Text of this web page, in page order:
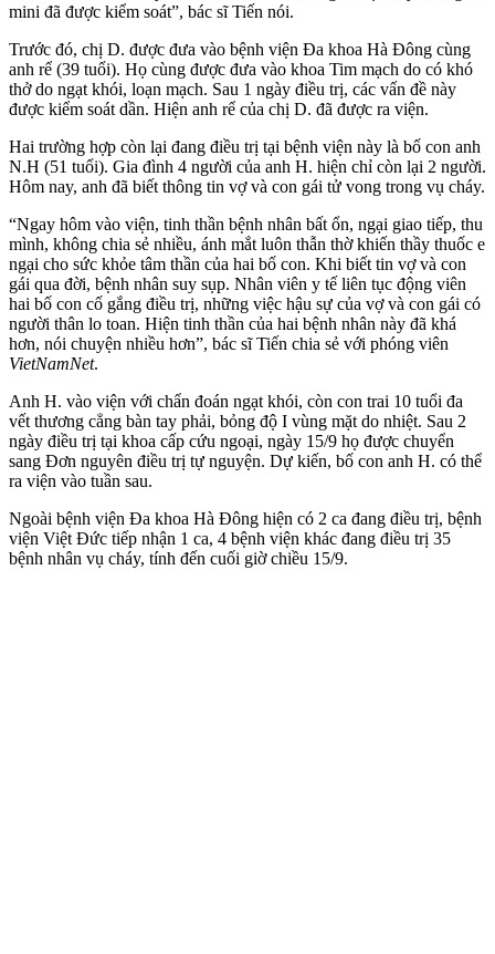
mini đã được kiểm soát”, bác sĩ Tiến nói.
Trước đó, chị D. được đưa vào bệnh viện Đa khoa Hà Đông cùng
anh rể (39 tuổi). Họ cùng được đưa vào khoa Tim mạch do có khó
thở do ngạt khói, loạn mạch. Sau 1 ngày điều trị, các vấn đề này
được kiểm soát dần. Hiện anh rể của chị D. đã được ra viện.
Hai trường hợp còn lại đang điều trị tại bệnh viện này là bố con anh
N.H (51 tuổi). Gia đình 4 người của anh H. hiện chỉ còn lại 2 người.
Hôm nay, anh đã biết thông tin vợ và con gái t‌ử von‌g trong vụ cháy.
“Ngay hôm vào viện, tinh thần bệnh nhân bất ổn, ngại giao tiếp, thu
mình, không chia sẻ nhiều, ánh mắt luôn thẫn thờ khiến thầy thuốc e
ngại cho sức khỏe tâm thần của hai bố con. Khi biết tin vợ và con
gái qua đời, bệnh nhân suy sụp. Nhân viên y tế liên tục động viên
hai bố con cố gắng điều trị, những việc hậu sự của vợ và con gái có
người thân lo toan. Hiện tinh thần của hai bệnh nhân này đã khá
hơn, nói chuyện nhiều hơn”, bác sĩ Tiến chia sẻ với phóng viên
VietNamNet.
Anh H. vào viện với chẩn đoán ngạt khói, còn con trai 10 tuổi đa
vết thương cẳng bàn tay phải, bỏng độ I vùng mặt do nhiệt. Sau 2
ngày điều trị tại khoa cấp cứu ngoại, ngày 15/9 họ được chuyển
sang Đơn nguyên điều trị tự nguyện. Dự kiến, bố con anh H. có thể
ra viện vào tuần sau.
Ngoài bệnh viện Đa khoa Hà Đông hiện có 2 ca đang điều trị, bệnh
viện Việt Đức tiếp nhận 1 ca, 4 bệnh viện khác đang điều trị 35
bệnh nhân vụ cháy, tính đến cuối giờ chiều 15/9.